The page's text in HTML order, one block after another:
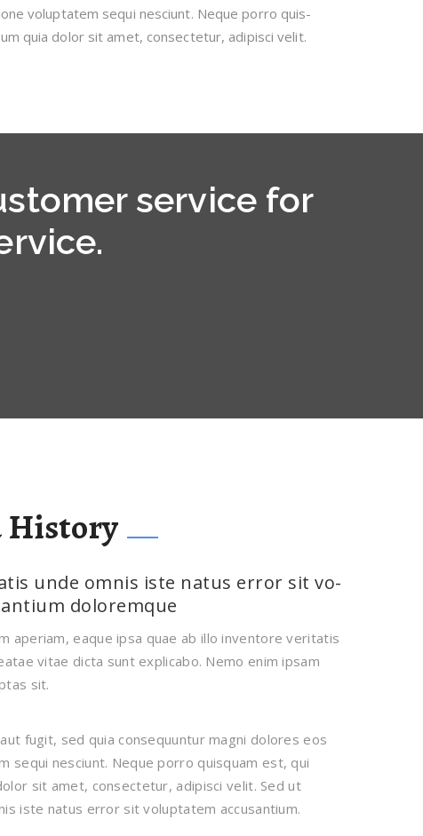
voluptatem sequi nesciunt. Neque porro quis-
quia dolor sit amet, consectetur, adipisci velit.
service for
History
unde omnis iste natus error sit vo-
doloremque
aperiam, eaque ipsa quae ab illo inventore veritatis
vitae dicta sunt explicabo. Nemo enim ipsam
sit.
fugit, sed quia consequuntur magni dolores eos
sequi nesciunt. Neque porro quisquam est, qui
sit amet, consectetur, adipisci velit. Sed ut
iste natus error sit voluptatem accusantium.